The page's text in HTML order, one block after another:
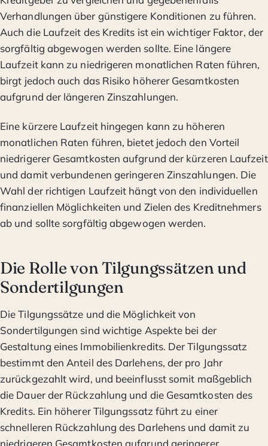
Verhandlungen über günstigere Konditionen zu führen.
Auch die Laufzeit des Kredits ist ein wichtiger Faktor, der
sorgfältig abgewogen werden sollte. Eine längere
Laufzeit kann zu niedrigeren monatlichen Raten führen,
birgt jedoch auch das Risiko höherer Gesamtkosten
aufgrund der längeren Zinszahlungen.
Eine kürzere Laufzeit hingegen kann zu höheren
monatlichen Raten führen, bietet jedoch den Vorteil
niedrigerer Gesamtkosten aufgrund der kürzeren Laufzeit
und damit verbundenen geringeren Zinszahlungen. Die
Wahl der richtigen Laufzeit hängt von den individuellen
finanziellen Möglichkeiten und Zielen des Kreditnehmers
ab und sollte sorgfältig abgewogen werden.
Die Rolle von Tilgungssätzen und
Sondertilgungen
Die Tilgungssätze und die Möglichkeit von
Sondertilgungen sind wichtige Aspekte bei der
Gestaltung eines Immobilienkredits. Der Tilgungssatz
bestimmt den Anteil des Darlehens, der pro Jahr
zurückgezahlt wird, und beeinflusst somit maßgeblich
die Dauer der Rückzahlung und die Gesamtkosten des
Kredits. Ein höherer Tilgungssatz führt zu einer
schnelleren Rückzahlung des Darlehens und damit zu
niedrigeren Gesamtkosten aufgrund geringerer